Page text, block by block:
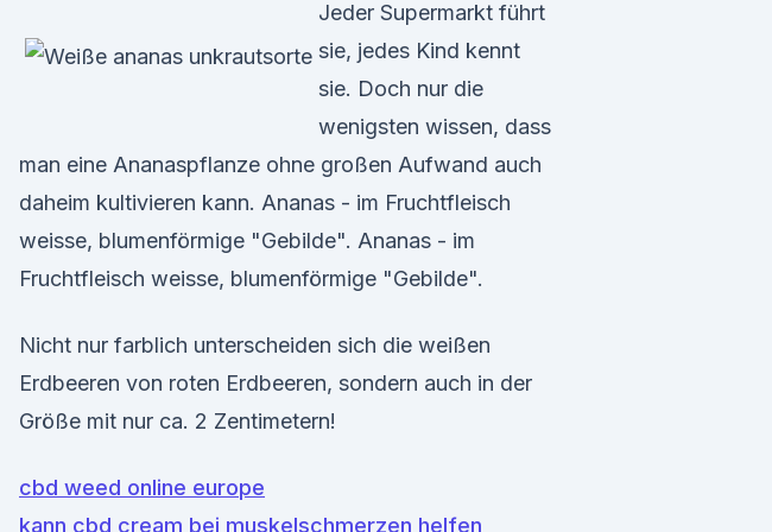
Jeder Supermarkt führt
sie, jedes Kind kennt
sie. Doch nur die
wenigsten wissen, dass
man eine Ananaspflanze ohne großen Aufwand auch
daheim kultivieren kann. Ananas - im Fruchtfleisch
weisse, blumenförmige "Gebilde". Ananas - im
Fruchtfleisch weisse, blumenförmige "Gebilde".
Nicht nur farblich unterscheiden sich die weißen
Erdbeeren von roten Erdbeeren, sondern auch in der
Größe mit nur ca. 2 Zentimetern!
cbd weed online europe
kann cbd cream bei muskelschmerzen helfen